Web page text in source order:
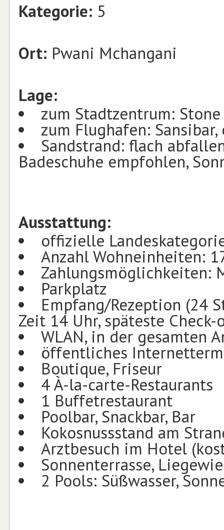
Kategorie: 5
Ort: Pwani Mchangani
Lage:
zum Stadtzentrum: Stone
zum Flughafen: Sansibar,
Sandstrand: flach
Badeschuhe empfohlen,
Ausstattung:
offizielle
Anzahl Wohneinheiten:
Zahlungsmöglichkeiten:
Parkplatz
Empfang/Rezeption (24
Zeit 14 Uhr, späteste
WLAN, in der gesamten
öffentliches
Boutique, Friseur
4 À-la-carte-Restaurants
1 Buffetrestaurant
Poolbar, Snackbar, Bar
Kokosnussstand am
Arztbesuch im Hotel
Sonnenterrasse,
2 Pools: Süßwasser,